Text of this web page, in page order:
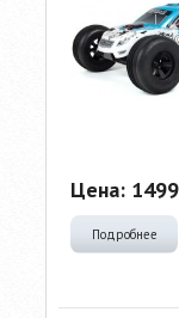
Цена:
Подробнее